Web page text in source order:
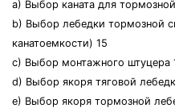
a) Выбор каната для
b) Выбор лебедки тормозной
канатоемкости) 15
c) Выбор монтажного штуцера
d) Выбор якоря тяговой
e) Выбор якоря тормозной